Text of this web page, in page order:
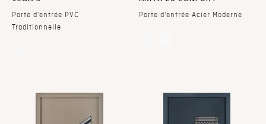
Porte d'entrée PVC
Traditionnelle
Porte d'entrée Acier Moderne